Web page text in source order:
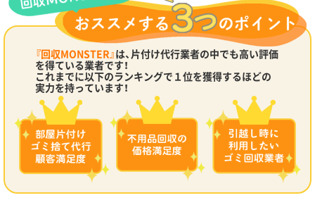
『回収MONSTER』は、片付け代行業者の中でも高い評価
を得ている業者です！
これまでに以下のランキングで１位を獲得するほどの
実力を持っています！